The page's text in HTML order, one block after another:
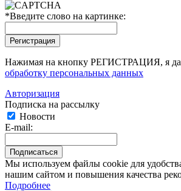
*Введите слово на картинке:
Нажимая на кнопку РЕГИСТРАЦИЯ, я
обработку персональных данных
Авторизация
Подписка на рассылку
Новости
E-mail:
Мы используем файлы cookie для
нашим сайтом и повышения качества
Подробнее